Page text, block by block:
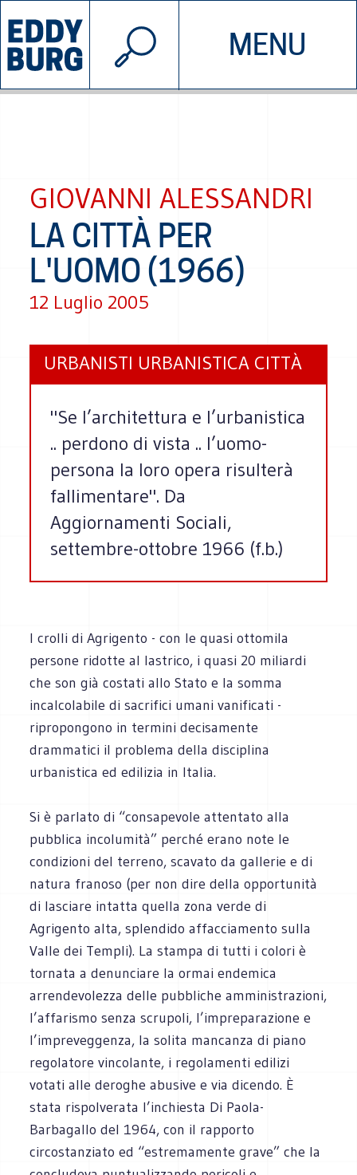
MENU
INIZIATIVE CHI SIAMO
© 2026 EDDYBURG
GIOVANNI ALESSANDRI
LA CITTÀ PER
L'UOMO (1966)
12 Luglio 2005
URBANISTI URBANISTICA CITTÀ
"Se l’architettura e l’urbanistica
.. perdono di vista .. l’uomo-
persona la loro opera risulterà
fallimentare". Da
Aggiornamenti Sociali,
settembre-ottobre 1966 (f.b.)
I crolli di Agrigento - con le quasi ottomila
persone ridotte al lastrico, i quasi 20 miliardi
che son già costati allo Stato e la somma
incalcolabile di sacrifici umani vanificati -
ripropongono in termini decisamente
drammatici il problema della disciplina
urbanistica ed edilizia in Italia.
Si è parlato di “consapevole attentato alla
pubblica incolumità” perché erano note le
condizioni del terreno, scavato da gallerie e di
natura franoso (per non dire della opportunità
di lasciare intatta quella zona verde di
Agrigento alta, splendido affacciamento sulla
Valle dei Templi). La stampa di tutti i colori è
tornata a denunciare la ormai endemica
arrendevolezza delle pubbliche amministrazioni,
l’affarismo senza scrupoli, l’impreparazione e
l’impreveggenza, la solita mancanza di piano
regolatore vincolante, i regolamenti edilizi
votati alle deroghe abusive e via dicendo. È
stata rispolverata l’inchiesta Di Paola-
Barbagallo del 1964, con il rapporto
circostanziato ed “estremamente grave” che la